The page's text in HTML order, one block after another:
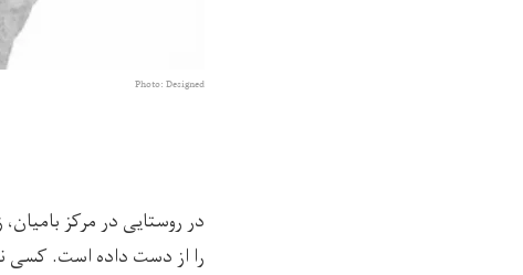
Photo: Designed
در روستایی در مرکز
را از دست داده است. کسی